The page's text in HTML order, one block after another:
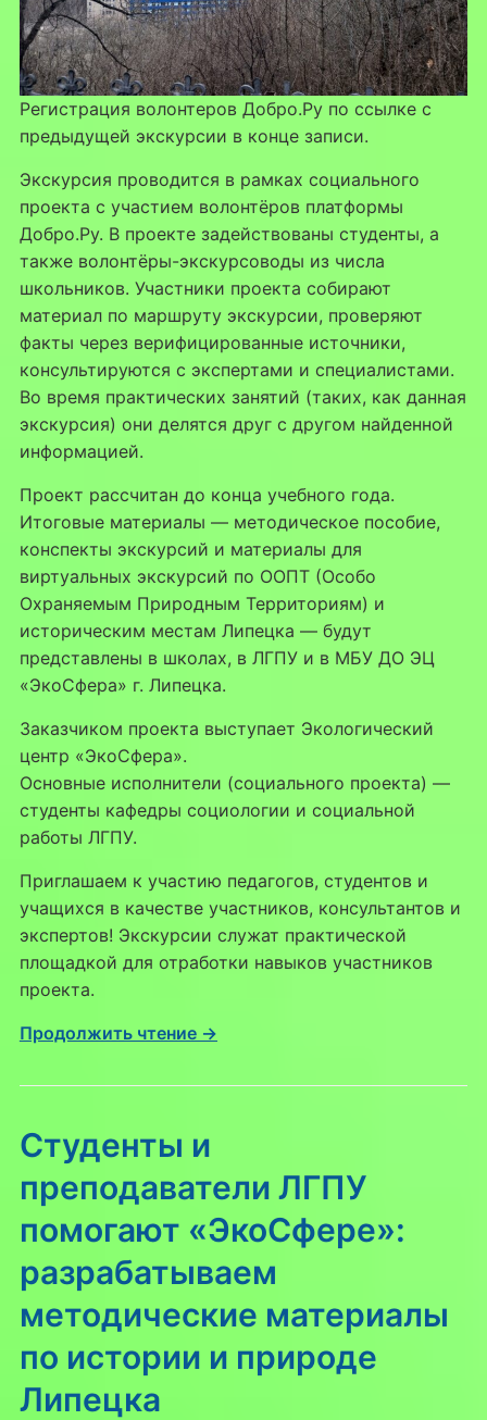
Регистрация волонтеров Добро.Ру по ссылке с
предыдущей экскурсии в конце записи.
Экскурсия проводится в рамках социального
проекта с участием волонтёров платформы
Добро.Ру. В проекте задействованы студенты, а
также волонтёры-экскурсоводы из числа
школьников. Участники проекта собирают
материал по маршруту экскурсии, проверяют
факты через верифицированные источники,
консультируются с экспертами и специалистами.
Во время практических занятий (таких, как данная
экскурсия) они делятся друг с другом найденной
информацией.
Проект рассчитан до конца учебного года.
Итоговые материалы — методическое пособие,
конспекты экскурсий и материалы для
виртуальных экскурсий по ООПТ (Особо
Охраняемым Природным Территориям) и
историческим местам Липецка — будут
представлены в школах, в ЛГПУ и в МБУ ДО ЭЦ
«ЭкоСфера» г. Липецка.
Заказчиком проекта выступает Экологический
центр «ЭкоСфера».
Основные исполнители (социального проекта) —
студенты кафедры социологии и социальной
работы ЛГПУ.
Приглашаем к участию педагогов, студентов и
учащихся в качестве участников, консультантов и
экспертов! Экскурсии служат практической
площадкой для отработки навыков участников
проекта.
Продолжить чтение →
Студенты и
преподаватели ЛГПУ
помогают «ЭкоСфере»:
разрабатываем
методические материалы
по истории и природе
Липецка